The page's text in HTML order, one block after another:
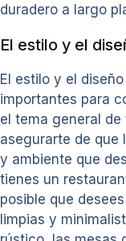
duradero a largo
El estilo y el
El estilo y el
importantes para
el tema general
asegurarte de que
y ambiente que
tienes un
posible que
limpias y